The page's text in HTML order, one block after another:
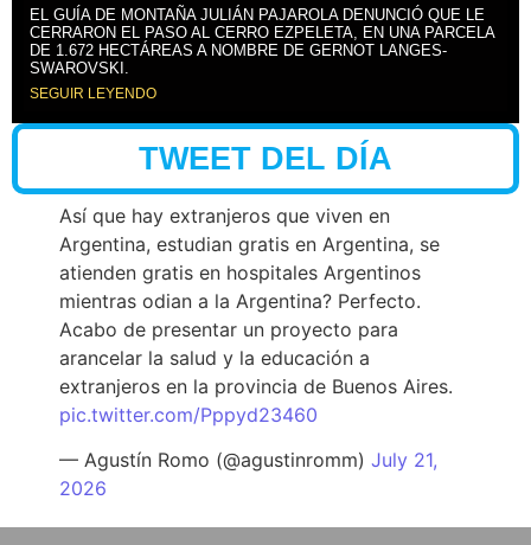
EL GUÍA DE MONTAÑA JULIÁN PAJAROLA DENUNCIÓ QUE LE
CERRARON EL PASO AL CERRO EZPELETA, EN UNA PARCELA
DE 1.672 HECTÁREAS A NOMBRE DE GERNOT LANGES-
SWAROVSKI.
SEGUIR LEYENDO
TWEET DEL DÍA
Así que hay extranjeros que viven en
Argentina, estudian gratis en Argentina, se
atienden gratis en hospitales Argentinos
mientras odian a la Argentina? Perfecto.
Acabo de presentar un proyecto para
arancelar la salud y la educación a
extranjeros en la provincia de Buenos Aires.
pic.twitter.com/Pppyd23460
— Agustín Romo (@agustinromm) July 21,
2026